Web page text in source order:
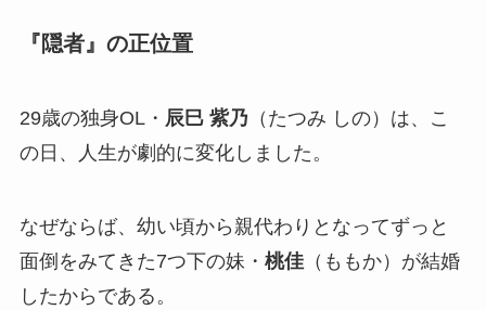
『隠者』の正位置
29歳の独身OL・ 辰巳 紫乃（たつみ しの）は、こ
の日、人生が劇的に変化しました。
なぜならば、幼い頃から親代わりとなってずっと
面倒をみてきた7つ下の妹・ 桃佳（ももか）が結婚
したからである。